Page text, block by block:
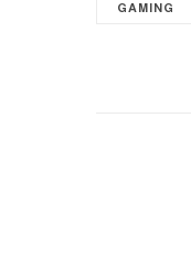
GAMING